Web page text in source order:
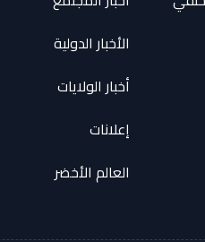
الأخبار الدولية
أخبار الولايات
إعلانات
العالم الأخضر